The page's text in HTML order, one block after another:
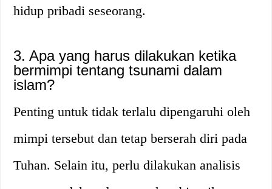
hidup pribadi seseorang.
3. Apa yang harus dilakukan ketika
bermimpi tentang tsunami dalam
islam?
Penting untuk tidak terlalu dipengaruhi oleh
mimpi tersebut dan tetap berserah diri pada
Tuhan. Selain itu, perlu dilakukan analisis